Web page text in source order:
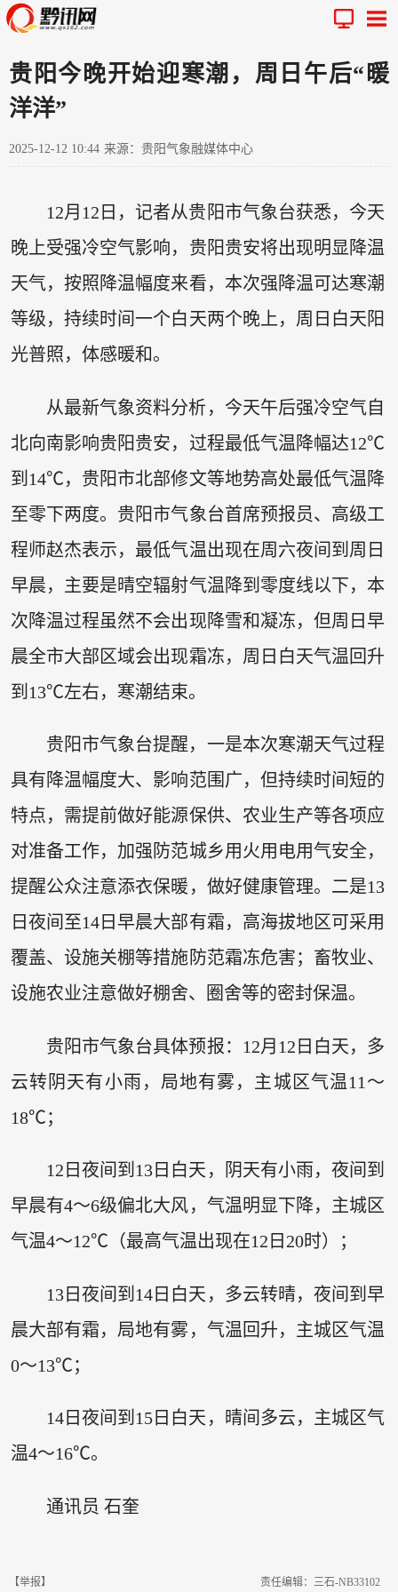
贵阳今晚开始迎寒潮，周日午后“暖
洋洋”
2025-12-12 10:44 来源：贵阳气象融媒体中心
12月12日，记者从贵阳市气象台获悉，今天
晚上受强冷空气影响，贵阳贵安将出现明显降温
天气，按照降温幅度来看，本次强降温可达寒潮
等级，持续时间一个白天两个晚上，周日白天阳
光普照，体感暖和。
从最新气象资料分析，今天午后强冷空气自
北向南影响贵阳贵安，过程最低气温降幅达12℃
到14℃，贵阳市北部修文等地势高处最低气温降
至零下两度。贵阳市气象台首席预报员、高级工
程师赵杰表示，最低气温出现在周六夜间到周日
早晨，主要是晴空辐射气温降到零度线以下，本
次降温过程虽然不会出现降雪和凝冻，但周日早
晨全市大部区域会出现霜冻，周日白天气温回升
到13℃左右，寒潮结束。
贵阳市气象台提醒，一是本次寒潮天气过程
具有降温幅度大、影响范围广，但持续时间短的
特点，需提前做好能源保供、农业生产等各项应
对准备工作，加强防范城乡用火用电用气安全，
提醒公众注意添衣保暖，做好健康管理。二是13
日夜间至14日早晨大部有霜，高海拔地区可采用
覆盖、设施关棚等措施防范霜冻危害；畜牧业、
设施农业注意做好棚舍、圈舍等的密封保温。
贵阳市气象台具体预报：12月12日白天，多
云转阴天有小雨，局地有雾，主城区气温11～
18℃；
12日夜间到13日白天，阴天有小雨，夜间到
早晨有4～6级偏北大风，气温明显下降，主城区
气温4～12℃（最高气温出现在12日20时）；
13日夜间到14日白天，多云转晴，夜间到早
晨大部有霜，局地有雾，气温回升，主城区气温
0～13℃；
14日夜间到15日白天，晴间多云，主城区气
温4～16℃。
通讯员 石奎
【举报】 责任编辑：三石-NB33102